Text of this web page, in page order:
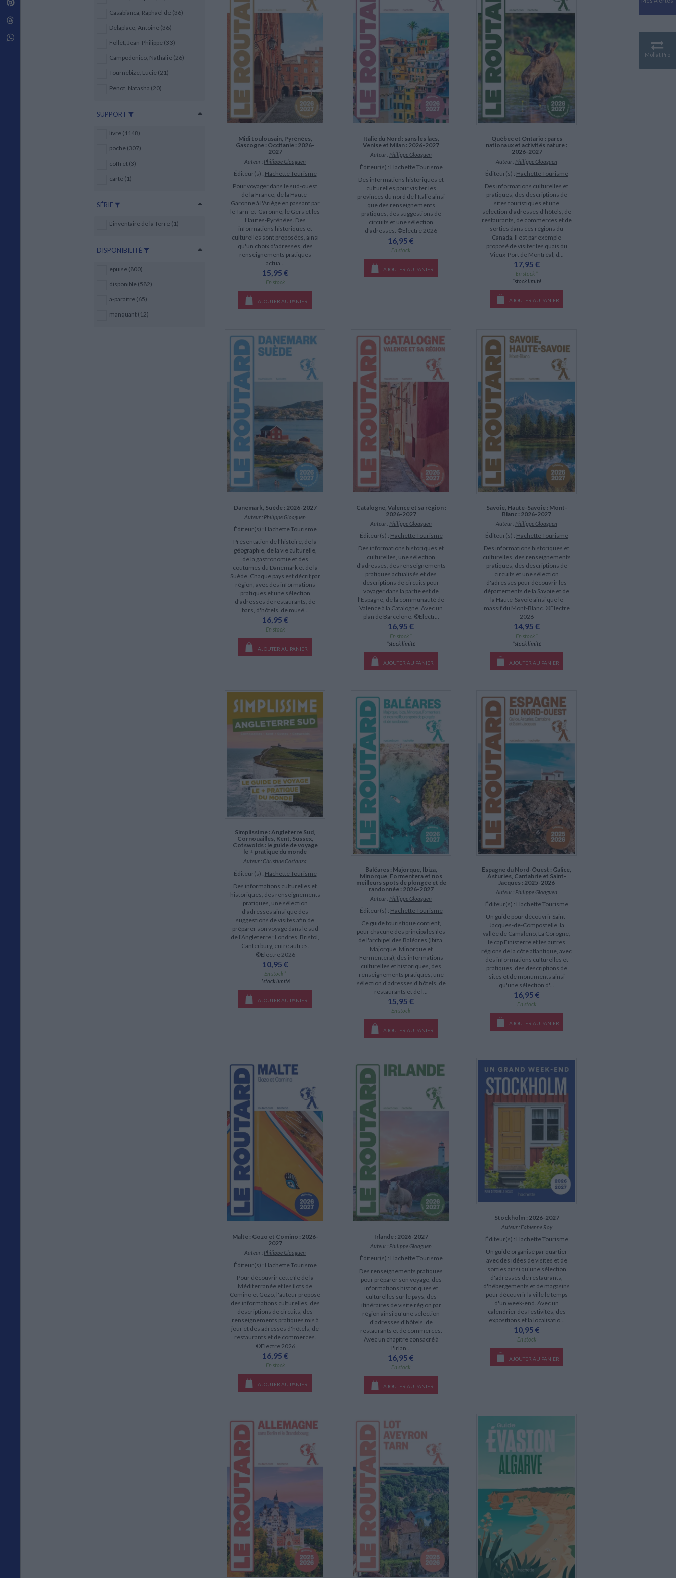
CHARGEMENT...
Mollat Pro
LITTÉRATURE DE VOYAGE
Récits des voyageurs et des
explorateurs
Vie familiale
SOCIOLOGIE
Travail social
Santé et société
ETHNOLOGIE
Anthropologie
Relations et politiques
internationales
Sécurité nationale - Défense
ECOLOGIE - ENVIRONNEMENT
Ecologie
Histoire moderne
Histoire contemporaine
BIOGRAPHIES HISTORIQUES
Biographies historiques
HISTOIRE - GÉNÉRALITÉS
Historiographie
Etudes historiques
Généalogie - Héraldique
Franc-maçonnerie
Antiquité
Mythologies
GÉOGRAPHIE
Géographie - Démographie -
Territoire
CULTURE SCIENTIFIQUE
Essais scientifique
Astronomie
Matériaux de l’architecture
Urbanisme
Disciplines paramédicales
Dictionnaires Français
Dictionnaires Bilingues
Langues universitaires -
Dictionnaires et méthodes
Méthodes Langues Grand public
Français langues étrangères
Casabianca, Raphaël de (36)
Delaplace, Antoine (36)
Follet, Jean-Philippe (33)
Campodonico, Nathalie (26)
Tournebize, Lucie (21)
Penot, Natasha (20)
SUPPORT
livre (1148)
poche (307)
coffret (3)
carte (1)
SÉRIE
L'inventaire de la Terre (1)
DISPONIBILITÉ
epuise (800)
disponible (582)
a-paraitre (65)
manquant (12)
Midi toulousain, Pyrénées,
Gascogne : Occitanie : 2026-
2027
Auteur : Philippe Gloaguen
Éditeur(s) : Hachette Tourisme
Pour voyager dans le sud-ouest
de la France, de la Haute-
Garonne à l'Ariège en passant par
le Tarn-et-Garonne, le Gers et les
Hautes-Pyrénées. Des
informations historiques et
culturelles sont proposées, ainsi
qu'un choix d'adresses, des
renseignements pratiques
actua...
15,95 €
En stock
AJOUTER AU PANIER
Italie du Nord : sans les lacs,
Venise et Milan : 2026-2027
Auteur : Philippe Gloaguen
Éditeur(s) : Hachette Tourisme
Des informations historiques et
culturelles pour visiter les
provinces du nord de l'Italie ainsi
que des renseignements
pratiques, des suggestions de
circuits et une sélection
d'adresses. ©Electre 2026
16,95 €
En stock
AJOUTER AU PANIER
Québec et Ontario : parcs
nationaux et activités nature :
2026-2027
Auteur : Philippe Gloaguen
Éditeur(s) : Hachette Tourisme
Des informations culturelles et
pratiques, des descriptions de
sites touristiques et une
sélection d'adresses d'hôtels, de
restaurants, de commerces et de
sorties dans ces régions du
Canada. Il est par exemple
proposé de visiter les quais du
Vieux-Port de Montréal, d...
17,95 €
En stock *
*stock limité
AJOUTER AU PANIER
Danemark, Suède : 2026-2027
Auteur : Philippe Gloaguen
Éditeur(s) : Hachette Tourisme
Présentation de l'histoire, de la
géographie, de la vie culturelle,
de la gastronomie et des
coutumes du Danemark et de la
Suède. Chaque pays est décrit par
région, avec des informations
pratiques et une sélection
d'adresses de restaurants, de
bars, d'hôtels, de musé...
16,95 €
En stock
AJOUTER AU PANIER
Catalogne, Valence et sa région :
2026-2027
Auteur : Philippe Gloaguen
Éditeur(s) : Hachette Tourisme
Des informations historiques et
culturelles, une sélection
d'adresses, des renseignements
pratiques actualisés et des
descriptions de circuits pour
voyager dans la partie est de
l'Espagne, de la communauté de
Valence à la Catalogne. Avec un
plan de Barcelone. ©Electr...
16,95 €
En stock *
*stock limité
AJOUTER AU PANIER
Savoie, Haute-Savoie : Mont-
Blanc : 2026-2027
Auteur : Philippe Gloaguen
Éditeur(s) : Hachette Tourisme
Des informations historiques et
culturelles, des renseignements
pratiques, des descriptions de
circuits et une sélection
d'adresses pour découvrir les
départements de la Savoie et de
la Haute-Savoie ainsi que le
massif du Mont-Blanc. ©Electre
2026
14,95 €
En stock *
*stock limité
AJOUTER AU PANIER
Simplissime : Angleterre Sud,
Cornouailles, Kent, Sussex,
Cotswolds : le guide de voyage
le + pratique du monde
Auteur : Christine Costanza
Éditeur(s) : Hachette Tourisme
Des informations culturelles et
historiques, des renseignements
pratiques, une sélection
d'adresses ainsi que des
suggestions de visites afin de
préparer son voyage dans le sud
de l'Angleterre : Londres, Bristol,
Canterbury, entre autres.
©Electre 2026
10,95 €
En stock *
*stock limité
AJOUTER AU PANIER
Baléares : Majorque, Ibiza,
Minorque, Formentera et nos
meilleurs spots de plongée et de
randonnée : 2026-2027
Auteur : Philippe Gloaguen
Éditeur(s) : Hachette Tourisme
Ce guide touristique contient,
pour chacune des principales îles
de l'archipel des Baléares (Ibiza,
Majorque, Minorque et
Formentera), des informations
culturelles et historiques, des
renseignements pratiques, une
sélection d'adresses d'hôtels, de
restaurants et de l...
15,95 €
En stock
AJOUTER AU PANIER
Espagne du Nord-Ouest : Galice,
Asturies, Cantabrie et Saint-
Jacques : 2025-2026
Auteur : Philippe Gloaguen
Éditeur(s) : Hachette Tourisme
Un guide pour découvrir Saint-
Jacques-de-Compostelle, la
vallée de Camaleno, La Corogne,
le cap Finisterre et les autres
régions de la côte atlantique, avec
des informations culturelles et
pratiques, des descriptions de
sites et de monuments ainsi
qu'une sélection d'...
16,95 €
En stock
AJOUTER AU PANIER
Malte : Gozo et Comino : 2026-
2027
Auteur : Philippe Gloaguen
Éditeur(s) : Hachette Tourisme
Pour découvrir cette île de la
Méditerranée et les îlots de
Comino et Gozo, l'auteur propose
des informations culturelles, des
descriptions de circuits, des
renseignements pratiques mis à
jour et des adresses d'hôtels, de
restaurants et de commerces.
©Electre 2026
16,95 €
En stock
AJOUTER AU PANIER
Irlande : 2026-2027
Auteur : Philippe Gloaguen
Éditeur(s) : Hachette Tourisme
Des renseignements pratiques
pour préparer son voyage, des
informations historiques et
culturelles sur le pays, des
itinéraires de visite région par
région ainsi qu'une sélection
d'adresses d'hôtels, de
restaurants et de commerces.
Avec un chapitre consacré à
l'Irlan...
16,95 €
En stock
AJOUTER AU PANIER
Stockholm : 2026-2027
Auteur : Fabienne Roy
Éditeur(s) : Hachette Tourisme
Un guide organisé par quartier
avec des idées de visites et de
sorties ainsi qu'une sélection
d'adresses de restaurants,
d'hébergements et de magasins
pour découvrir la ville le temps
d'un week-end. Avec un
calendrier des festivités, des
expositions et la localisatio...
10,95 €
En stock
AJOUTER AU PANIER